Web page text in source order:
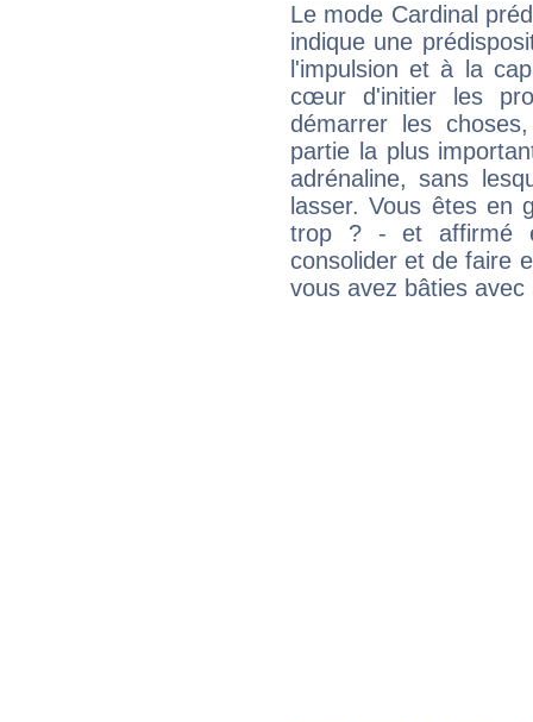
Le mode Cardinal
indique une
l'impulsion et à la
cœur d'initier les
démarrer les
partie la plus
adrénaline, sans
lasser. Vous êtes en
trop ? - et affirmé
consolider et de faire
vous avez bâties avec